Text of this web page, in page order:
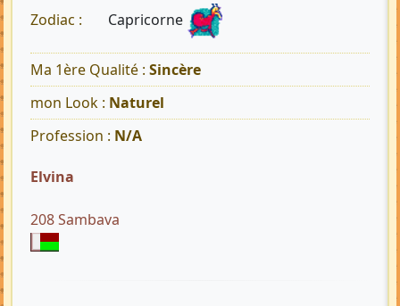
Zodiac : Capricorne
Ma 1ère Qualité : Sincère
mon Look : Naturel
Profession : N/A
Elvina
208 Sambava